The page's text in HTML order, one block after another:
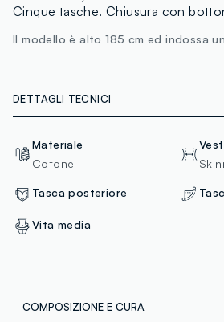
Cinque tasche. Chiusura con
Il modello è alto 185 cm ed indossa
DETTAGLI TECNICI
Materiale
Cotone
Tasca posteriore
Vita media
COMPOSIZIONE E CURA